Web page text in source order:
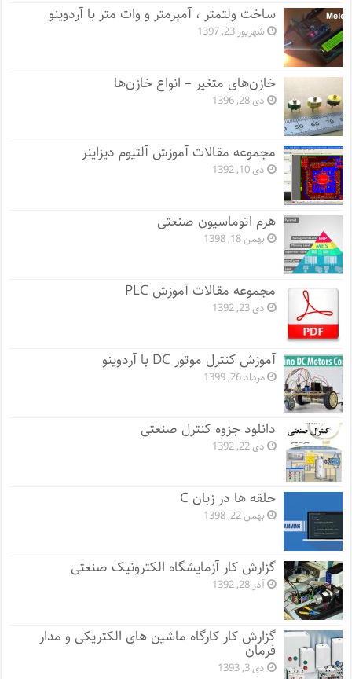
ساخت ولتمتر ، آمپرمتر و وات متر با آردوینو
شهریور 23, 1397
خازن‌های متغیر – انواع خازن‌ها
دی 28, 1396
مجموعه مقالات آموزش آلتیوم دیزاینر
دی 10, 1392
هرم اتوماسیون صنعتی
بهمن 18, 1398
مجموعه مقالات آموزش PLC
دی 23, 1392
آموزش کنترل موتور DC با آردوینو
مرداد 26, 1399
دانلود جزوه کنترل صنعتی
دی 22, 1392
حلقه ها در زبان C
بهمن 22, 1398
گزارش کار آزمایشگاه الکترونیک صنعتی
آذر 28, 1392
گزارش کار کارگاه ماشین های الکتریکی و مدار
فرمان
دی 3, 1393